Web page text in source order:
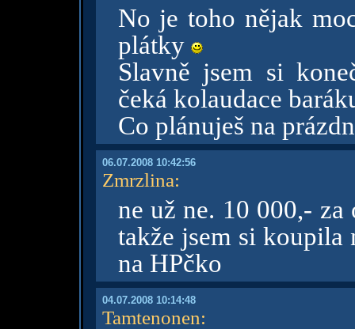
No je toho nějak
plátky
Slavně jsem si
čeká kolaudace
Co plánuješ na
06.07.2008 10:42:56
Zmrzlina:
ne už ne. 10 000,- za
takže jsem si koupila
na HPčko
04.07.2008 10:14:48
Tamtenonen: